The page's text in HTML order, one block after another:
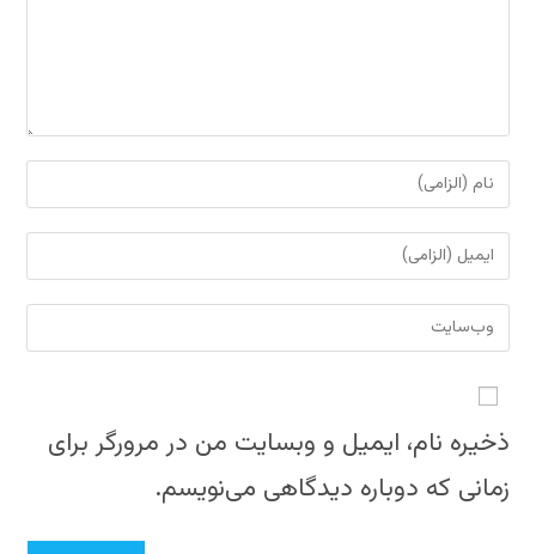
برای
نظر
دادن،
نام
نام
کاربری
خود
وارد
کنید
برای
نظر
دادن،
ایمیل‌تان
وارد
وب
خود
را
کنید
ذخیره نام، ایمیل و وبسایت من در مرورگر برای
زمانی که دوباره دیدگاهی می‌نویسم.